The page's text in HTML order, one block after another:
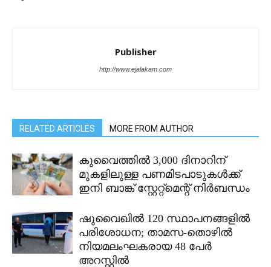
Publisher
http://www.ejalakam.com
RELATED ARTICLES MORE FROM AUTHOR
കുവൈത്തിൽ 3,000 ദിനാറിന്
മുകളിലുള്ള പണമിടപാടുകൾക്ക്
ഇനി ബാങ്ക് സ്റ്റേറ്റ്മെന്റ് നിർബന്ധം
ഷുവൈഖിൽ 120 സ്ഥാപനങ്ങളിൽ
പരിശോധന; താമസ-തൊഴിൽ
നിയമലംഘകരായ 48 പേർ
അറസ്റ്റിൽ